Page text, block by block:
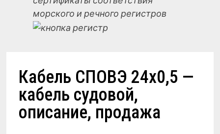
морского и речного регистров
Кабель СПОВЭ 24х0,5 —
кабель судовой,
описание, продажа